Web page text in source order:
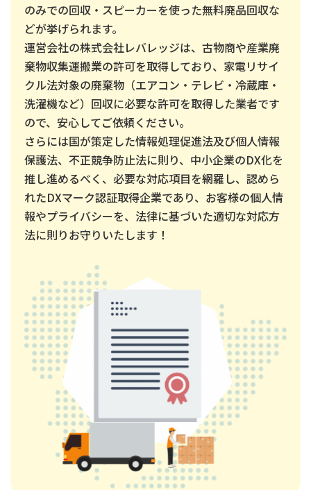
のみでの回収・スピーカーを使った無料廃品回収な
どが挙げられます。
運営会社の株式会社レバレッジは、古物商や産業廃
棄物収集運搬業の許可を取得しており、家電リサイ
クル法対象の廃棄物（エアコン・テレビ・冷蔵庫・
洗濯機など）回収に必要な許可を取得した業者です
ので、安心してご依頼ください。
さらには国が策定した情報処理促進法及び個人情報
保護法、不正競争防止法に則り、中小企業のDX化を
推し進めるべく、必要な対応項目を網羅し、認めら
れたDXマーク認証取得企業であり、お客様の個人情
報やプライバシーを、法律に基づいた適切な対応方
法に則りお守りいたします！